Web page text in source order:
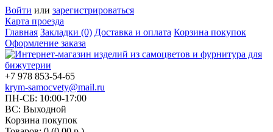
Войти или зарегистрироваться
Карта проезда
Главная Закладки (0) Доставка и оплата Корзина покупок
Оформление заказа
+7 978 853-54-65
krym-samocvety@mail.ru
ПН-СБ: 10:00-17:00
ВС: Выходной
Корзина покупок